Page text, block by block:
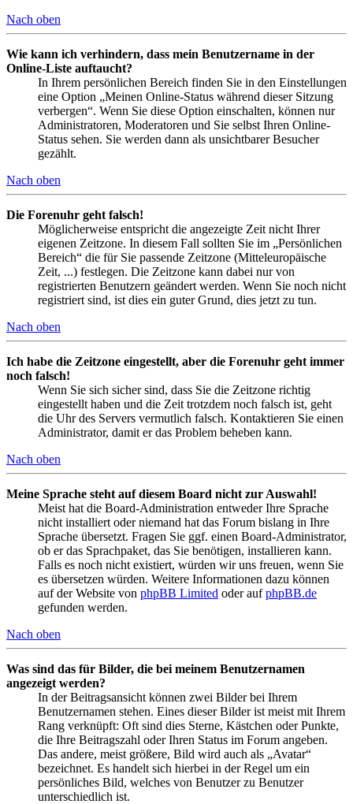
Nach oben
Wie kann ich verhindern, dass mein Benutzername in der
Online-Liste auftaucht?
In Ihrem persönlichen Bereich finden Sie in den Einstellungen
eine Option „Meinen Online-Status während dieser Sitzung
verbergen“. Wenn Sie diese Option einschalten, können nur
Administratoren, Moderatoren und Sie selbst Ihren Online-
Status sehen. Sie werden dann als unsichtbarer Besucher
gezählt.
Nach oben
Die Forenuhr geht falsch!
Möglicherweise entspricht die angezeigte Zeit nicht Ihrer
eigenen Zeitzone. In diesem Fall sollten Sie im „Persönlichen
Bereich“ die für Sie passende Zeitzone (Mitteleuropäische
Zeit, ...) festlegen. Die Zeitzone kann dabei nur von
registrierten Benutzern geändert werden. Wenn Sie noch nicht
registriert sind, ist dies ein guter Grund, dies jetzt zu tun.
Nach oben
Ich habe die Zeitzone eingestellt, aber die Forenuhr geht immer
noch falsch!
Wenn Sie sich sicher sind, dass Sie die Zeitzone richtig
eingestellt haben und die Zeit trotzdem noch falsch ist, geht
die Uhr des Servers vermutlich falsch. Kontaktieren Sie einen
Administrator, damit er das Problem beheben kann.
Nach oben
Meine Sprache steht auf diesem Board nicht zur Auswahl!
Meist hat die Board-Administration entweder Ihre Sprache
nicht installiert oder niemand hat das Forum bislang in Ihre
Sprache übersetzt. Fragen Sie ggf. einen Board-Administrator,
ob er das Sprachpaket, das Sie benötigen, installieren kann.
Falls es noch nicht existiert, würden wir uns freuen, wenn Sie
es übersetzen würden. Weitere Informationen dazu können
auf der Website von phpBB Limited oder aufphpBB.de
gefunden werden.
Nach oben
Was sind das für Bilder, die bei meinem Benutzernamen
angezeigt werden?
In der Beitragsansicht können zwei Bilder bei Ihrem
Benutzernamen stehen. Eines dieser Bilder ist meist mit Ihrem
Rang verknüpft: Oft sind dies Sterne, Kästchen oder Punkte,
die Ihre Beitragszahl oder Ihren Status im Forum angeben.
Das andere, meist größere, Bild wird auch als „Avatar“
bezeichnet. Es handelt sich hierbei in der Regel um ein
persönliches Bild, welches von Benutzer zu Benutzer
unterschiedlich ist.